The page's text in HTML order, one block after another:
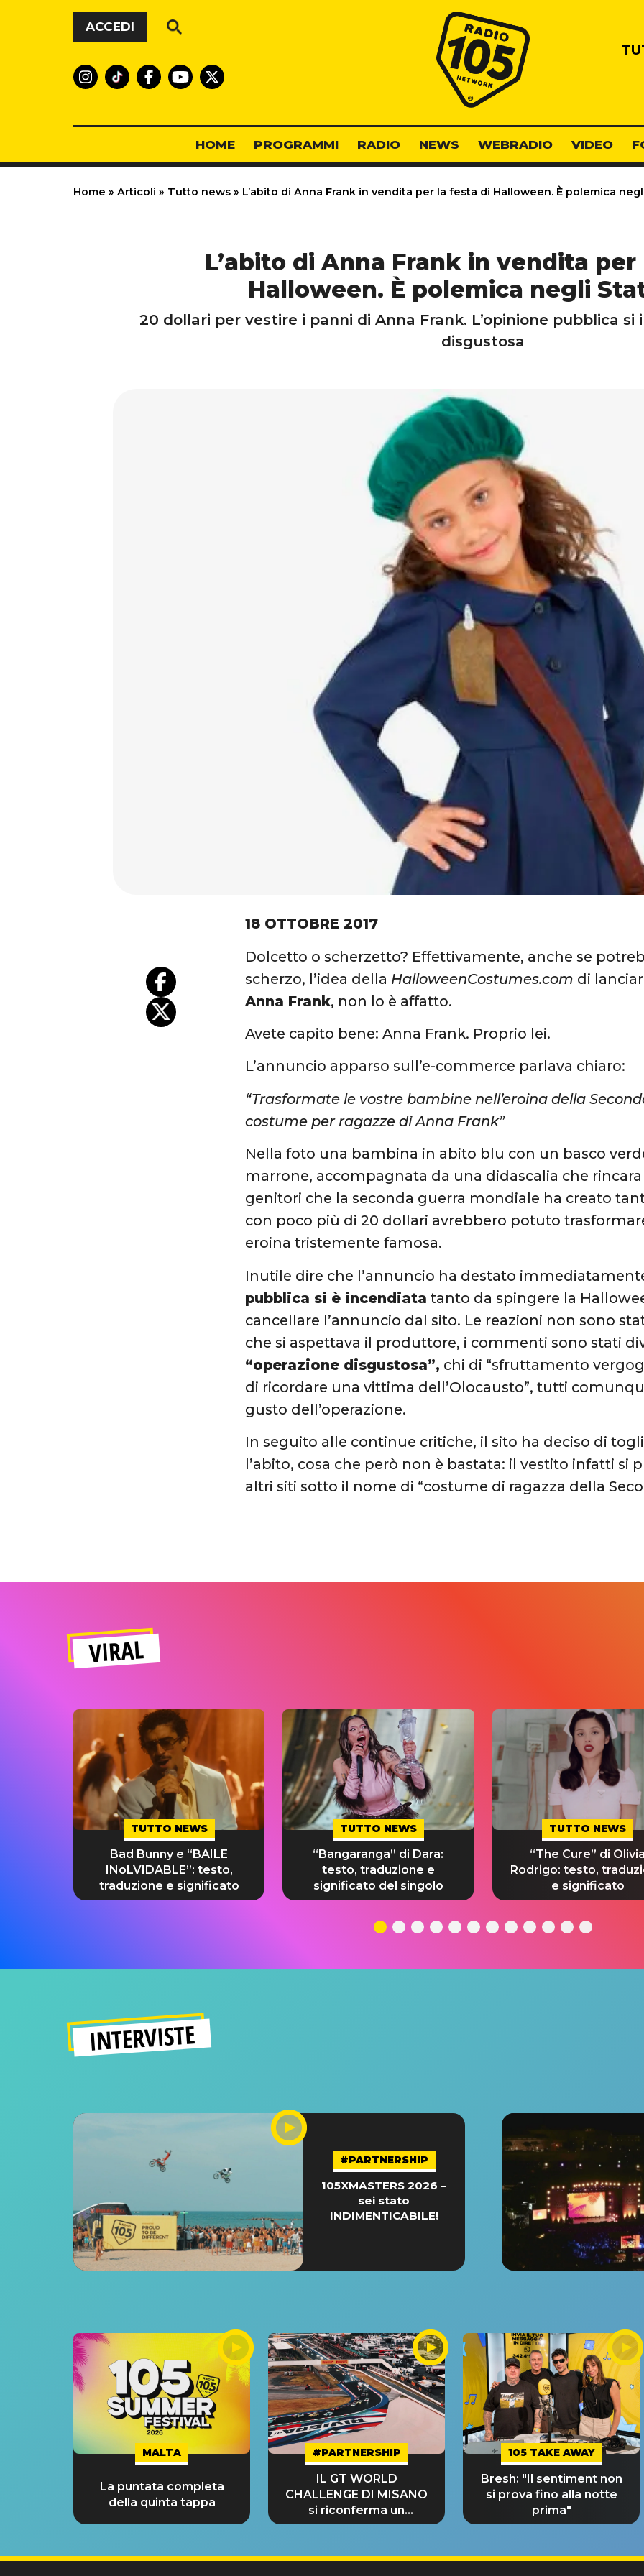
Vai al contenuto
ACCEDI
Radio 105
HOME PROGRAMMI RADIO NEWS WEBRADIO VIDEO
Home » Articoli » Tutto news » L’abito di Anna Frank in vendita per la festa di Halloween. È polemica
L’abito di Anna Frank in vendita
Halloween. È polemica negli
20 dollari per vestire i panni di Anna Frank. L’opinione pubblica si
disgustosa
18 OTTOBRE 2017
Dolcetto o scherzetto? Effettivamente, anche se
scherzo, l’idea della HalloweenCostumes.com di
Anna Frank, non lo è affatto.
Avete capito bene: Anna Frank. Proprio lei.
L’annuncio apparso sull’e-commerce parlava chiaro:
“Trasformate le vostre bambine nell’eroina della
costume per ragazze di Anna Frank”
Nella foto una bambina in abito blu con un basco
marrone, accompagnata da una didascalia che
genitori che la seconda guerra mondiale ha creato
con poco più di 20 dollari avrebbero potuto
eroina tristemente famosa.
Inutile dire che l’annuncio ha destato
pubblica si è incendiata tanto da spingere la
cancellare l’annuncio dal sito. Le reazioni non sono
che si aspettava il produttore, i commenti sono stati
“operazione disgustosa”, chi di “sfruttamento
di ricordare una vittima dell’Olocausto”, tutti
gusto dell’operazione.
In seguito alle continue critiche, il sito ha deciso di
l’abito, cosa che però non è bastata: il vestito infatti si
altri siti sotto il nome di “costume di ragazza della
VIRAL
TUTTO NEWS
Bad Bunny e “BAILE
INoLVIDABLE”: testo,
traduzione e significato
TUTTO NEWS
“Bangaranga” di Dara:
testo, traduzione e
significato del singolo
TUTTO NEWS
“The Cure” di Olivia
Rodrigo: testo,
e significato
INTERVISTE
#PARTNERSHIP
105XMASTERS 2026 –
sei stato
INDIMENTICABILE!
MALTA
La puntata completa
della quinta tappa
#PARTNERSHIP
IL GT WORLD
CHALLENGE DI MISANO
si riconferma un
GRANDE SUCCESSO!
105 TAKE AWAY
Bresh: "Il sentiment non
si prova fino alla notte
prima"